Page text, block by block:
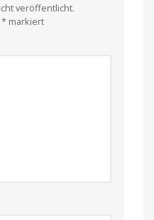
Center
Stage-
veröffentlicht.
* markiert